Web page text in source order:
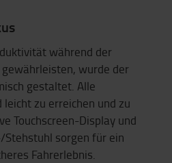
während der
wurde der
gestaltet. Alle
zu erreichen und zu
Touchscreen-Display und
sorgen für ein
Fahrerlebnis.